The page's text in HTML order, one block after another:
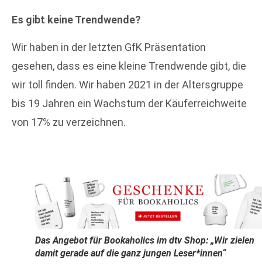
Es gibt keine Trendwende?
Wir haben in der letzten GfK Präsentation
gesehen, dass es eine kleine Trendwende gibt, die
wir toll finden. Wir haben 2021 in der Altersgruppe
bis 19 Jahren ein Wachstum der Käuferreichweite
von 17% zu verzeichnen.
Das Angebot für Bookaholics im dtv Shop: „Wir zielen
damit gerade auf die ganz jungen Leser*innen“